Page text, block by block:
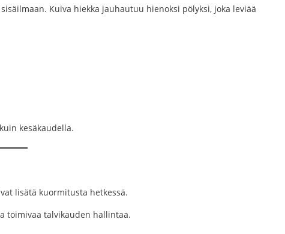
Kuiva hiekka jauhautuu hienoksi pölyksi, joka leviää
kesäkaudella.
lisätä kuormitusta hetkessä.
toimivaa talvikauden hallintaa.